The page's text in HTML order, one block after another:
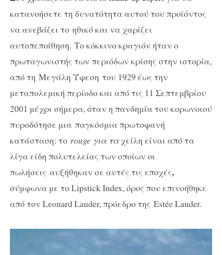
κατανοήσετε τη δυνατότητα αυτού του προϊόντος
να ανεβάζει το ηθικόκαι να χαρίζει
αυτοπεποίθηση. Το κόκκινο κραγιόν ήταν ο
πρωταγωνιστής των περιόδων κρίσης στην ιστορία,
από τη Μεγάλη Ύφεση του 1929 έως την
μεταπολεμική περίοδο και από τις 11 Σεπτεμβρίου
2001 μέχρι σήμερα, όταν η πανδημία του κορωνοιού
πυροδότησε μια παγκόσμια πρωτοφανή
κατάσταση: το rouge για ταχείλη είναι από τα
λίγα είδη πολυτελείας των οποίων οι
πωλήσεις αυξήθηκαν σε αυτές τις εποχές,
σύμφωνα με το Lipstick Index, όρος που επινοήθηκε
από τον Leonard Lauder, πρόεδρο της Estée Lauder.